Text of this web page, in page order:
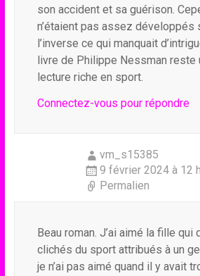
son accident et sa guérison.
n’étaient pas assez développés
l’inverse ce qui manquait
livre de Philippe Nessman reste
lecture riche en sport.
Connectez-vous pour répondre
vm_s15385
9 février 2024 à 12
Permalien
Beau roman. J’ai aimé la fille qui
clichés du sport attribués à un
je n’ai pas aimé quand il y avait